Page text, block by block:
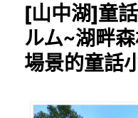
[山中湖]童
ルム~湖畔
場景的童話